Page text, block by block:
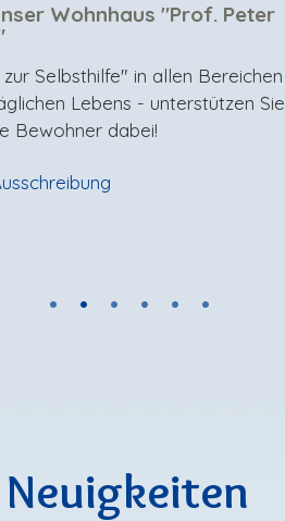
Wohnhaus "Prof. Peter
Selbsthilfe" in allen Bereichen
Lebens - unterstützen Sie
Bewohner dabei!
Neuigkeiten